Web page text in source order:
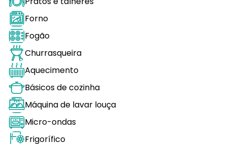
Forno
Fogão
Churrasqueira
Aquecimento
Básicos de cozinha
Máquina de lavar louça
Micro-ondas
Frigorífico